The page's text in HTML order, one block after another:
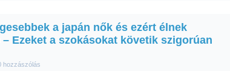
a japán nők és ezért élnek
Ezeket a szokásokat követik szigorúan
hozzászólás